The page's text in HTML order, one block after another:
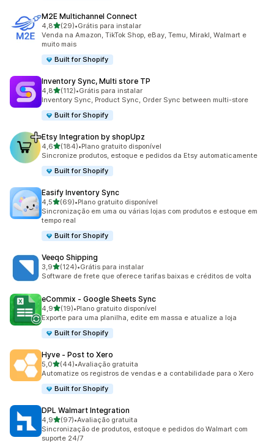
M2E Multichannel Connect
4,8de 5 estrelas
(29)
29 avaliações ao todo
•Grátis para instalar
Venda na Amazon, TikTok Shop, eBay, Temu, Mirakl, Walmart e
muito mais
Built for Shopify
Inventory Sync, Multi store TP
4,8de 5 estrelas
(112)
112 avaliações ao todo
•Grátis para instalar
Inventory Sync, Product Sync, Order Sync between multi-store
Built for Shopify
Etsy Integration by shopUpz
4,6de 5 estrelas
(184)
184 avaliações ao todo
•Plano gratuito disponível
Sincronize produtos, estoque e pedidos da Etsy automaticamente
Built for Shopify
Easify Inventory Sync
4,5de 5 estrelas
(69)
69 avaliações ao todo
•Plano gratuito disponível
Sincronização em uma ou várias lojas com produtos e estoque em
tempo real
Built for Shopify
Veeqo Shipping
3,9de 5 estrelas
(124)
124 avaliações ao todo
•Grátis para instalar
Software de frete que oferece tarifas baixas e créditos de volta
eCommix ‑ Google Sheets Sync
4,9de 5 estrelas
(19)
19 avaliações ao todo
•Plano gratuito disponível
Exporte para uma planilha, edite em massa e atualize a loja
Built for Shopify
Hyve ‑ Post to Xero
5,0de 5 estrelas
(44)
44 avaliações ao todo
•Avaliação gratuita
Automatize os registros de vendas e a contabilidade para o Xero
Built for Shopify
DPL Walmart Integration
4,9de 5 estrelas
(97)
97 avaliações ao todo
•Avaliação gratuita
Sincronização de produtos, estoque e pedidos do Walmart com
suporte 24/7